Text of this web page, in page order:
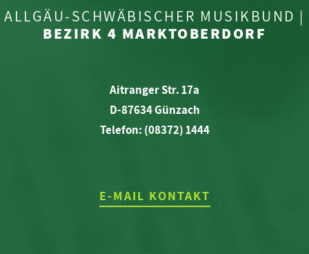
ALLGÄU-SCHWÄBISCHER MUSIKBUND |
BEZIRK 4 MARKTOBERDORF
Aitranger Str. 17a
D-87634 Günzach
Telefon: (08372) 1444
E-MAIL KONTAKT